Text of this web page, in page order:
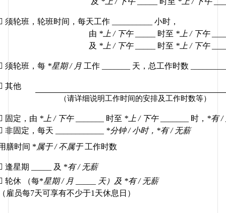
须轮班，轮班时间，每天工作 __________ 小时，
由 *上 / 下午 _____ 时至 *上 / 下午
及 *上 / 下午 _____ 时至 *上 / 下午
须轮班，每 *星期 / 月 工作 _______ 天，总工作时数
其他
（请详细说明工作时间的安排及工作时数等）
固定，由 *上 / 下午 _______ 时至 *上 / 下午 _______ 时， *有 /
非固定，每天 *分钟 / 小时， *有 / 无薪
膳时间 * 属于 / 不属于 工作时数
逢星期 及 *有 / 无薪
轮休 （每*星期 / 月 _____ 天） 及 *有 / 无薪
雇员每7天可享有不少于1 天休息日）